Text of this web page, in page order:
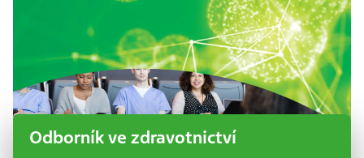
Odborník ve zdravotnictví